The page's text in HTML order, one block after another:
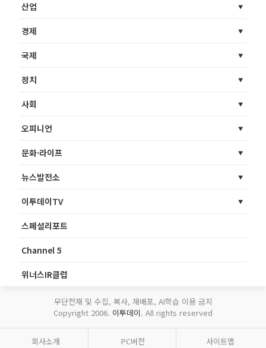
산업
경제
국제
정치
사회
오피니언
문화·라이프
뉴스발전소
이투데이TV
스페셜리포트
Channel 5
위너스IR클럽
무단전재 및 수집, 복사, 재배포, AI학습 이용 금지
Copyright 2006. 이투데이. All rights reserved
회사소개 PC버전 사이트맵